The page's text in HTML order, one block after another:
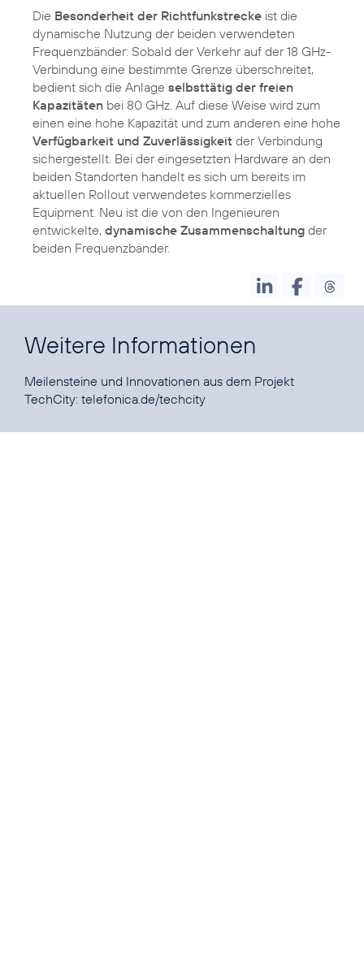
Die Besonderheit der Richtfunkstrecke ist die
dynamische Nutzung der beiden verwendeten
Frequenzbänder: Sobald der Verkehr auf der 18 GHz-
Verbindung eine bestimmte Grenze überschreitet,
bedient sich die Anlage selbsttätig der freien
Kapazitäten bei 80 GHz. Auf diese Weise wird zum
einen eine hohe Kapazität und zum anderen eine hohe
Verfügbarkeit und Zuverlässigkeit der Verbindung
sichergestellt. Bei der eingesetzten Hardware an den
beiden Standorten handelt es sich um bereits im
aktuellen Rollout verwendetes kommerzielles
Equipment. Neu ist die von den Ingenieuren
entwickelte, dynamische Zusammenschaltung der
beiden Frequenzbänder.
Weitere Informationen
Meilensteine und Innovationen aus dem Projekt
TechCity: telefonica.de/techcity